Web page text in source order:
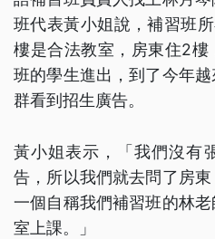
班代表黃小姐說，補習班
樓是合法教室，房東住2樓
班的學生進出，到了今年
群看到招生廣告。
黃小姐表示，「我們沒有
告，所以我們就去問了房
一個自稱我們補習班的林
室上課。」